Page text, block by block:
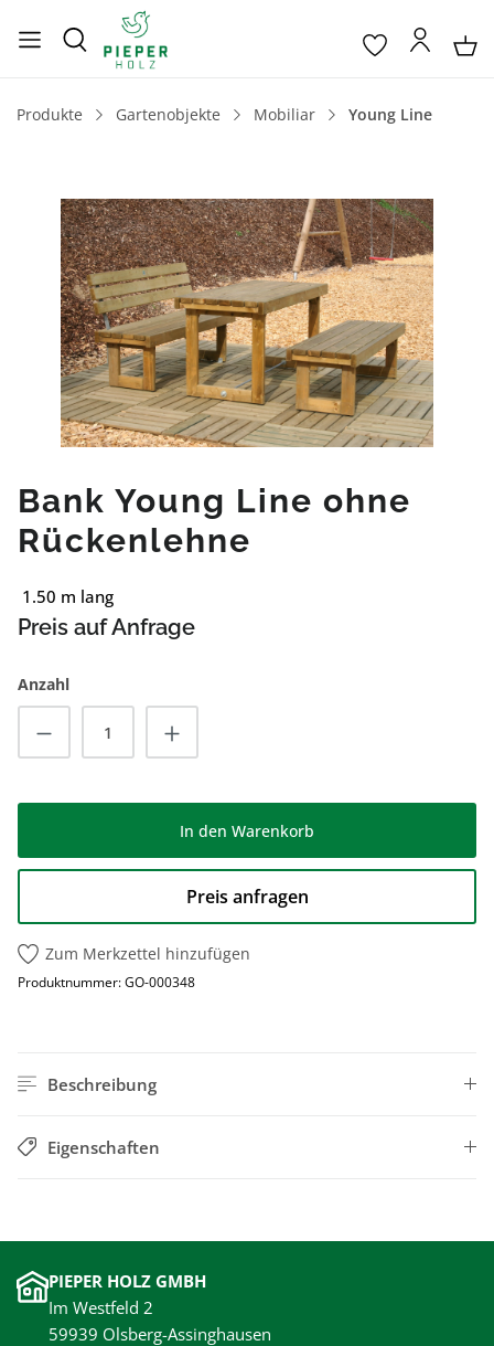
Produkte Gartenobjekte Mobiliar Young Line
Bildergalerie überspringen
Bank Young Line ohne
Rückenlehne
1.50 m lang
Preis auf Anfrage
Anzahl
Produkt Anzahl: Gib den gewünschten
In den Warenkorb
Preis anfragen
Zum Merkzettel hinzufügen
Produktnummer:GO-000348
Beschreibung
Eigenschaften
PIEPER HOLZ GMBH
Im Westfeld 2
59939 Olsberg-Assinghausen